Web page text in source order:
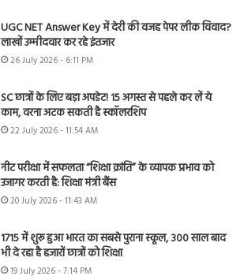
UGC NET Answer Key में देरी की वजह पेपर लीक विवाद?
लाखों उम्मीदवार कर रहे इंतजार
26 July 2026 - 6:11 PM
SC छात्रों के लिए बड़ा अपडेट! 15 अगस्त से पहले कर लें ये
काम, वरना अटक सकती है स्कॉलरशिप
22 July 2026 - 11:54 AM
नीट परीक्षा में सफलता “शिक्षा क्रांति” के व्यापक प्रभाव को
उजागर करती है: शिक्षा मंत्री बैंस
20 July 2026 - 11:43 AM
1715 में शुरू हुआ भारत का सबसे पुराना स्कूल, 300 साल बाद
भी दे रहा है हजारों छात्रों को शिक्षा
19 July 2026 - 7:14 PM